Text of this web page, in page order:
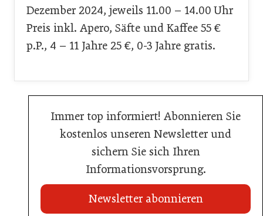
Dezember 2024, jeweils 11.00 – 14.00 Uhr
Preis inkl. Apero, Säfte und Kaffee 55 €
p.P., 4 – 11 Jahre 25 €, 0-3 Jahre gratis.
Immer top informiert! Abonnieren Sie
kostenlos unseren Newsletter und
sichern Sie sich Ihren
Informationsvorsprung.
Newsletter abonnieren